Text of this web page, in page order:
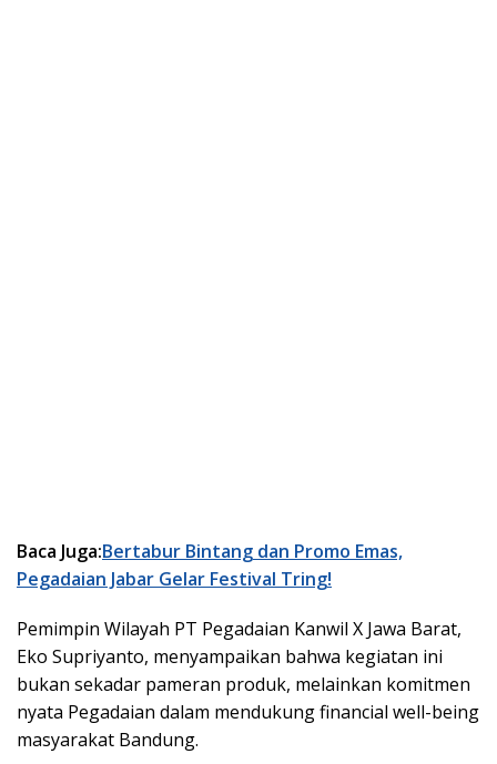
Baca Juga:Bertabur Bintang dan Promo Emas,
Pegadaian Jabar Gelar Festival Tring!
Pemimpin Wilayah PT Pegadaian Kanwil X Jawa Barat,
Eko Supriyanto, menyampaikan bahwa kegiatan ini
bukan sekadar pameran produk, melainkan komitmen
nyata Pegadaian dalam mendukung financial well-being
masyarakat Bandung.